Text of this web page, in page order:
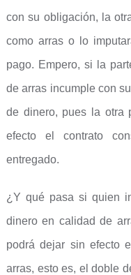
con su obligación, la
como arras o lo
pago. Empero, si la
de arras incumple con
de dinero, pues la otra
efecto el contrato
entregado.
¿Y qué pasa si quien
dinero en calidad de
podrá dejar sin efecto
arras, esto es, el doble